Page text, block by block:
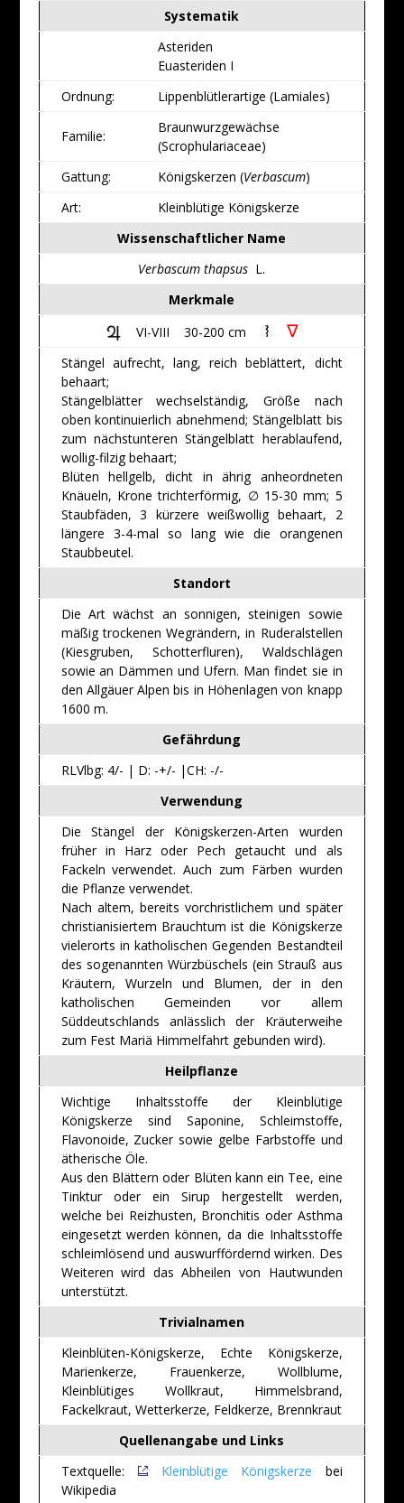
Systematik
Asteriden
Euasteriden I
Ordnung:
Lippenblütlerartige (Lamiales)
Familie:
Braunwurzgewächse
(Scrophulariaceae)
Gattung:
Königskerzen (Verbascum)
Art:
Kleinblütige Königskerze
Wissenschaftlicher Name
Verbascum thapsus L.
Merkmale
VI-VIII 30-200 cm
∇
Stängel aufrecht, lang, reich beblättert, dicht
behaart;
Stängelblätter wechselständig, Größe nach
oben kontinuierlich abnehmend; Stängelblatt bis
zum nächstunteren Stängelblatt herablaufend,
wollig-filzig behaart;
Blüten hellgelb, dicht in ährig anheordneten
Knäueln, Krone trichterförmig, ∅ 15-30 mm; 5
Staubfäden, 3 kürzere weißwollig behaart, 2
längere 3-4-mal so lang wie die orangenen
Staubbeutel.
Standort
Die Art wächst an sonnigen, steinigen sowie
mäßig trockenen Wegrändern, in Ruderalstellen
(Kiesgruben, Schotterfluren), Waldschlägen
sowie an Dämmen und Ufern. Man findet sie in
den Allgäuer Alpen bis in Höhenlagen von knapp
1600 m.
Gefährdung
RLVlbg: 4/- | D: -+/- |CH: -/-
Verwendung
Die Stängel der Königskerzen-Arten wurden
früher in Harz oder Pech getaucht und als
Fackeln verwendet. Auch zum Färben wurden
die Pflanze verwendet.
Nach altem, bereits vorchristlichem und später
christianisiertem Brauchtum ist die Königskerze
vielerorts in katholischen Gegenden Bestandteil
des sogenannten Würzbüschels (ein Strauß aus
Kräutern, Wurzeln und Blumen, der in den
katholischen Gemeinden vor allem
Süddeutschlands anlässlich der Kräuterweihe
zum Fest Mariä Himmelfahrt gebunden wird).
Heilpflanze
Wichtige Inhaltsstoffe der Kleinblütige
Königskerze sind Saponine, Schleimstoffe,
Flavonoide, Zucker sowie gelbe Farbstoffe und
ätherische Öle.
Aus den Blättern oder Blüten kann ein Tee, eine
Tinktur oder ein Sirup hergestellt werden,
welche bei Reizhusten, Bronchitis oder Asthma
eingesetzt werden können, da die Inhaltsstoffe
schleimlösend und auswurffördernd wirken. Des
Weiteren wird das Abheilen von Hautwunden
unterstützt.
Trivialnamen
Kleinblüten-Königskerze, Echte Königskerze,
Marienkerze, Frauenkerze, Wollblume,
Kleinblütiges Wollkraut, Himmelsbrand,
Fackelkraut, Wetterkerze, Feldkerze, Brennkraut
Quellenangabe und Links
Textquelle:
Kleinblütige Königskerze bei
Wikipedia